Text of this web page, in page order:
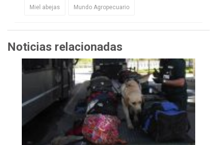
Miel abejas Mundo Agropecuario
Noticias relacionadas